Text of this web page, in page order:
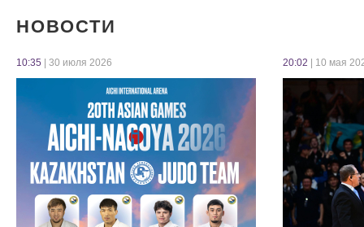
НОВОСТИ
10:35 | 30 июля 2026 20:02 | 10 мая